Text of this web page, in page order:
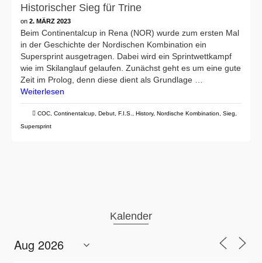
Historischer Sieg für Trine
on 2. MÄRZ 2023
Beim Continentalcup in Rena (NOR) wurde zum ersten Mal
in der Geschichte der Nordischen Kombination ein
Supersprint ausgetragen. Dabei wird ein Sprintwettkampf
wie im Skilanglauf gelaufen. Zunächst geht es um eine gute
Zeit im Prolog, denn diese dient als Grundlage …
Weiterlesen
COC Continentalcup Debut F.I.S. History, Nordische Kombination Sieg
Supersprint
Kalender